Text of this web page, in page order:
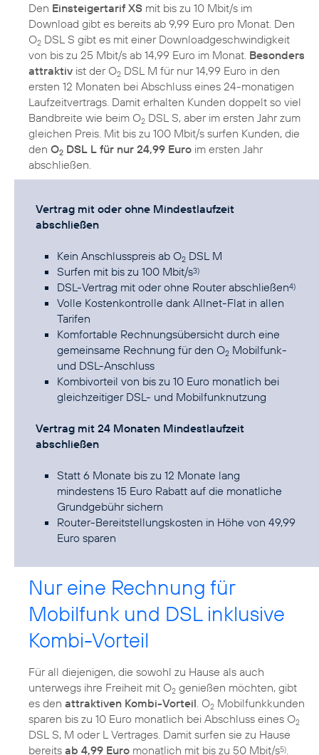
Den Einsteigertarif XS mit bis zu 10 Mbit/s im
Download gibt es bereits ab 9,99 Euro pro Monat. Den
O2 DSL S gibt es mit einer Downloadgeschwindigkeit
von bis zu 25 Mbit/s ab 14,99 Euro im Monat. Besonders
attraktiv ist der O2 DSL M für nur 14,99 Euro in den
ersten 12 Monaten bei Abschluss eines 24-monatigen
Laufzeitvertrags. Damit erhalten Kunden doppelt so viel
Bandbreite wie beim O2 DSL S, aber im ersten Jahr zum
gleichen Preis. Mit bis zu 100 Mbit/s surfen Kunden, die
den O2 DSL L für nur 24,99 Euro im ersten Jahr
abschließen.
Vertrag mit oder ohne Mindestlaufzeit
abschließen
Kein Anschlusspreis ab O2 DSL M
Surfen mit bis zu 100 Mbit/s3)
DSL-Vertrag mit oder ohne Router abschließen4)
Volle Kostenkontrolle dank Allnet-Flat in allen
Tarifen
Komfortable Rechnungsübersicht durch eine
gemeinsame Rechnung für den O2 Mobilfunk-
und DSL-Anschluss
Kombivorteil von bis zu 10 Euro monatlich bei
gleichzeitiger DSL- und Mobilfunknutzung
Vertrag mit 24 Monaten Mindestlaufzeit
abschließen
Statt 6 Monate bis zu 12 Monate lang
mindestens 15 Euro Rabatt auf die monatliche
Grundgebühr sichern
Router-Bereitstellungskosten in Höhe von 49,99
Euro sparen
Nur eine Rechnung für
Mobilfunk und DSL inklusive
Kombi-Vorteil
Für all diejenigen, die sowohl zu Hause als auch
unterwegs ihre Freiheit mit O2 genießen möchten, gibt
es den attraktiven Kombi-Vorteil. O2 Mobilfunkkunden
sparen bis zu 10 Euro monatlich bei Abschluss eines O2
DSL S, M oder L Vertrages. Damit surfen sie zu Hause
bereits ab 4,99 Euro monatlich mit bis zu 50 Mbit/s5).